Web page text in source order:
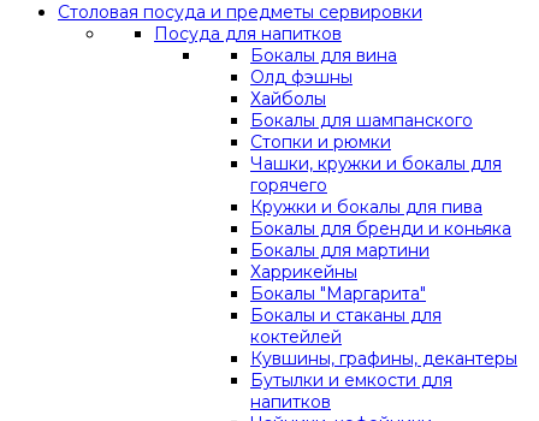
Столовая посуда и предметы сервировки
Посуда для напитков
Бокалы для вина
Олд фэшны
Хайболы
Бокалы для шампанского
Стопки и рюмки
Чашки, кружки и бокалы для
горячего
Кружки и бокалы для пива
Бокалы для бренди и коньяка
Бокалы для мартини
Харрикейны
Бокалы "Маргарита"
Бокалы и стаканы для
коктейлей
Кувшины, графины, декантеры
Бутылки и емкости для
напитков